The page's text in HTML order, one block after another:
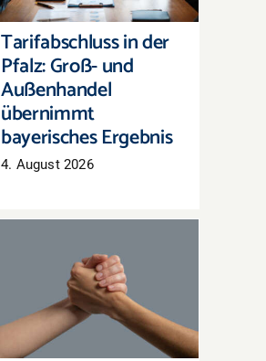
Ergebnis
Tarifabschluss in der
Pfalz: Groß- und
Außenhandel
übernimmt
bayerisches Ergebnis
4. August 2026
Gemeinsam stärker:
Aktionen mit
Nachbarhändlern
organisieren